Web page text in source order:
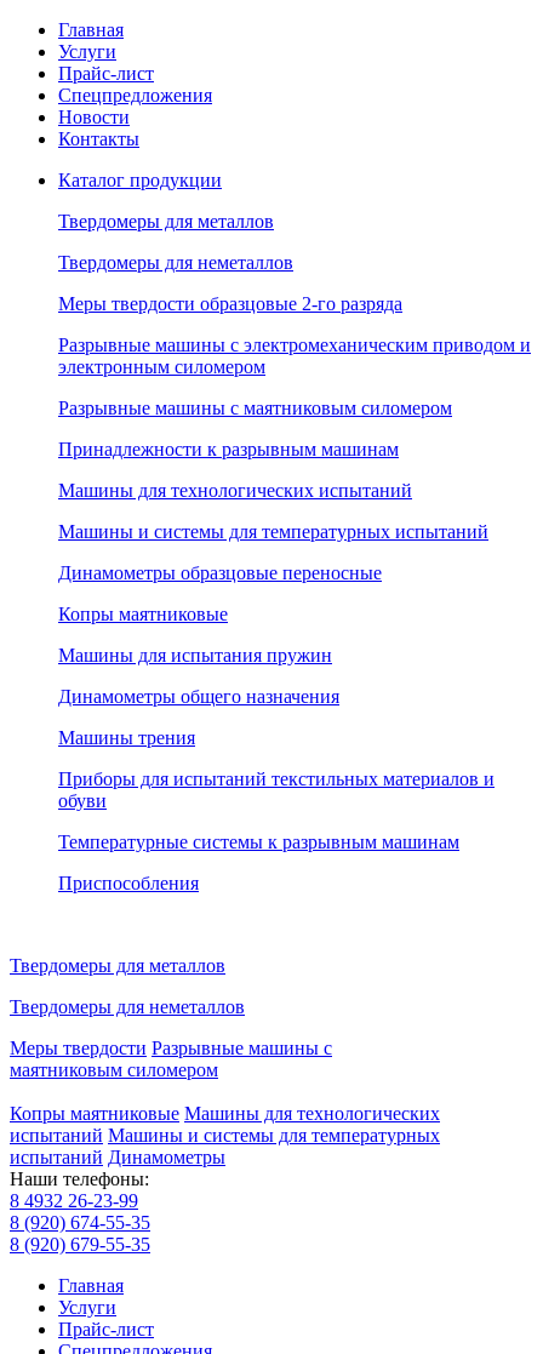
Главная
Услуги
Прайс-лист
Спецпредложения
Новости
Контакты
Каталог продукции
Твердомеры для металлов
Твердомеры для неметаллов
Меры твердости образцовые 2-го разряда
Разрывные машины с электромеханическим приводом и
электронным силомером
Разрывные машины с маятниковым силомером
Принадлежности к разрывным машинам
Машины для технологических испытаний
Машины и системы для температурных испытаний
Динамометры образцовые переносные
Копры маятниковые
Машины для испытания пружин
Динамометры общего назначения
Машины трения
Приборы для испытаний текстильных материалов и
обуви
Температурные системы к разрывным машинам
Приспособления
Твердомеры для металлов
Твердомеры для неметаллов
Меры твердости Разрывные машины с
маятниковым силомером
Копры маятниковые Машины для технологических
испытаний Машины и системы для температурных
испытаний Динамометры
Наши телефоны:
8 4932 26-23-99
8 (920) 674-55-35
8 (920) 679-55-35
Главная
Услуги
Прайс-лист